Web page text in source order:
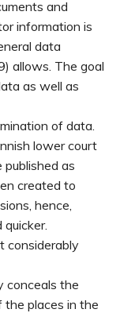
and
information is
data
allows. The goal
as well as
of data.
lower court
published as
created to
hence,
considerably
conceals the
places in the